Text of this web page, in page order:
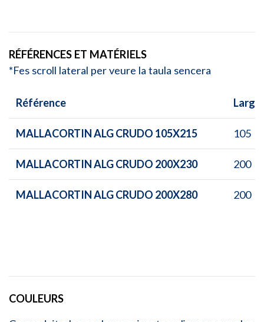
RÉFÉRENCES ET MATÉRIELS
*Fes scroll lateral per veure la taula sencera
Référence
MALLACORTIN ALG CRUDO 105X215 105
MALLACORTIN ALG CRUDO 200X230 200
MALLACORTIN ALG CRUDO 200X280 200
COULEURS